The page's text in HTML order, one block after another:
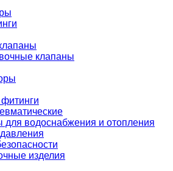
клапаны
для водоснабжения и отопления
изделия